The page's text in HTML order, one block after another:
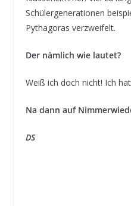
Schülergenerationen
Pythagoras verzweifelt.
Der nämlich wie lautet?
Weiß ich doch nicht! Ich
Na dann auf
DS